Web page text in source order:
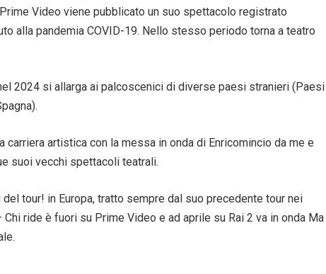
Video viene pubblicato un suo spettacolo registrato
alla pandemia COVID-19. Nello stesso periodo torna a teatro
2024 si allarga ai palcoscenici di diverse paesi stranieri (Paesi
carriera artistica con la messa in onda di Enricomincio da me e
suoi vecchi spettacoli teatrali.
tour! in Europa, tratto sempre dal suo precedente tour nei
ride è fuori su Prime Video e ad aprile su Rai 2 va in onda Ma